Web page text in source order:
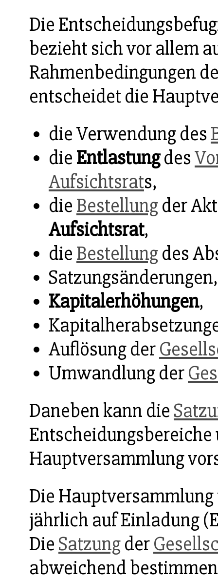
Die
bezieht sich vor allem
Rahmenbedingungen
entscheidet die
die Verwendung des
die Entlastungdes
Aufsichtsrats,
die Bestellungder
Aufsichtsrat,
die Bestellungdes
Satzungsänderungen,
Kapitalerhöhungen,
Auflösung der
Umwandlung der
Daneben kann die
Hauptversammlung
Die
jährlich auf Einladung
Die Satzungder
abweichend